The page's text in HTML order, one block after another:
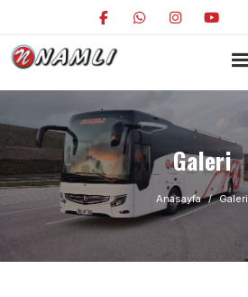
Galeri
Anasayfa Galeri